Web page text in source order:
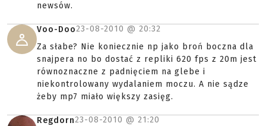
newsów.
Voo-Doo23-08-2010 @ 20:32
Za słabe? Nie koniecznie np jako broń boczna dla
snajpera no bo dostać z repliki 620 fps z 20m jest
równoznaczne z padnięciem na glebe i
niekontrolowany wydalaniem moczu. A nie sądze
żeby mp7 miało większy zasięg.
Regdorn23-08-2010 @ 21:20